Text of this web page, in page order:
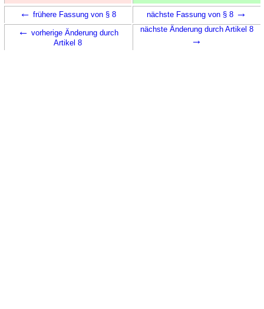
← frühere Fassung von § 8 nächste Fassung von § 8 →
← vorherige Änderung durch
Artikel 8
nächste Änderung durch Artikel 8
→